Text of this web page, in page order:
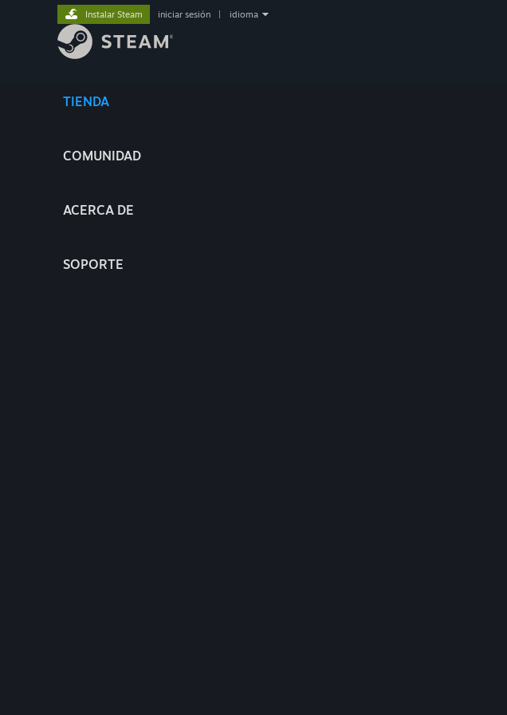
TIENDA
COMUNIDAD
ACERCA DE
SOPORTE
Instalar Steam iniciar sesión idioma